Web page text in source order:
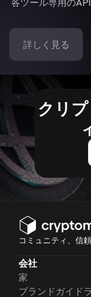
各ツール専用の
詳しく見る
クリ
コミュニティ、信
会社
家
ブランドガイド